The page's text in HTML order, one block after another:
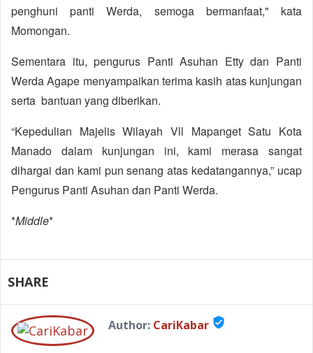
penghuni panti Werda, semoga bermanfaat," kata
Momongan.
Sementara itu, pengurus Panti Asuhan Etty dan Panti
Werda Agape menyampaikan terima kasih atas kunjungan
serta bantuan yang diberikan.
“Kepedulian Majelis Wilayah Vll Mapanget Satu Kota
Manado dalam kunjungan ini, kami merasa sangat
dihargai dan kami pun senang atas kedatangannya,” ucap
Pengurus Panti Asuhan dan Panti Werda.
*Middle*
SHARE
Author: CariKabar verified_user